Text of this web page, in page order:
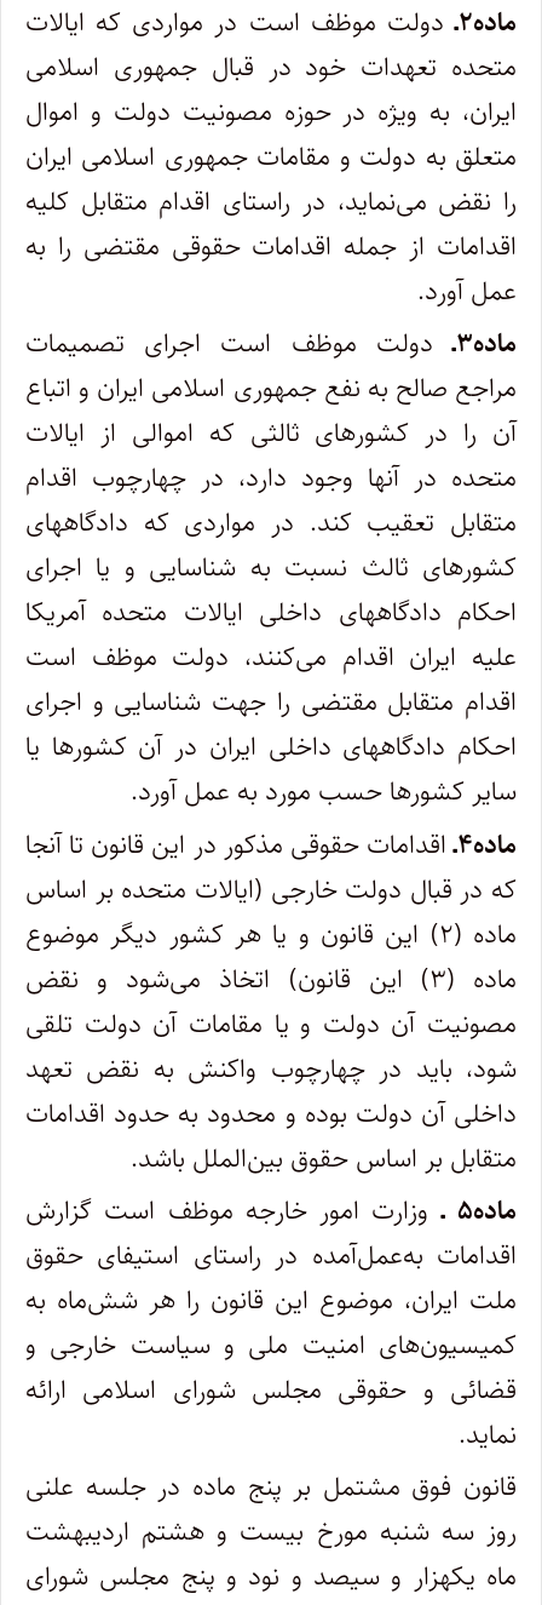
ماده۲ـ
دولت موظف است در مواردی که ایالات
متحده تعهدات خود در قبال جمهوری اسلامی
ایران، به ویژه در حوزه مصونیت دولت و اموال
متعلق به دولت و مقامات جمهوری اسلامی ایران
را نقض می‌نماید، در راستای اقدام متقابل کلیه
اقدامات از جمله اقدامات حقوقی مقتضی را به
عمل آورد.
ماده۳ـ
دولت موظف است اجرای تصمیمات
مراجع صالح به نفع جمهوری اسلامی ایران و اتباع
آن را در کشورهای ثالثی که اموالی از ایالات
متحده در آنها وجود دارد، در چهارچوب اقدام
متقابل تعقیب کند. در مواردی که دادگاههای
کشورهای ثالث نسبت به شناسایی و یا اجرای
احکام دادگاههای داخلی ایالات متحده آمریکا
علیه ایران اقدام می‌کنند، دولت موظف است
اقدام متقابل مقتضی را جهت شناسایی و اجرای
احکام دادگاههای داخلی ایران در آن کشورها یا
سایر کشورها حسب مورد به عمل آورد.
ماده۴ـ اقدامات حقوقی مذکور در این قانون تا آنجا
که در قبال دولت خارجی (ایالات متحده بر اساس
ماده (۲) این قانون و یا هر کشور دیگر موضوع
ماده (۳) این قانون) اتخاذ می‌شود و نقض
مصونیت آن دولت و یا مقامات آن دولت تلقی
شود، باید در چهارچوب واکنش به نقض تعهد
داخلی آن دولت بوده و محدود به حدود اقدامات
متقابل بر اساس حقوق بین‌الملل باشد.
ماده۵ ـ
وزارت امور خارجه موظف است گزارش
اقدامات به‌عمل‌آمده در راستای استیفای حقوق
ملت ایران، موضوع این قانون را هر شش‌ماه به
کمیسیون‌های امنیت ملی و سیاست خارجی و
قضائی و حقوقی مجلس شورای اسلامی ارائه
نماید.
قانون فوق مشتمل بر پنج ماده در جلسه علنی
روز سه‌ شنبه مورخ بیست و هشتم اردیبهشت‌
ماه یکهزار و سیصد و نود و پنج مجلس شورای